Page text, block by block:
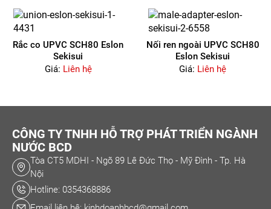
Rắc co UPVC SCH80 Eslon
Sekisui
Giá: Liên hệ
Nối ren ngoài UPVC SCH80
Eslon Sekisui
Giá: Liên hệ
CÔNG TY TNHH HỖ TRỢ PHÁT TRIỂN NGÀNH
NƯỚC BCD
Tòa CT5 MDHI - Ngõ 89 Lê Đức Thọ - Mỹ Đình - Tp. Hà
Nội
Hotline: 0354368886